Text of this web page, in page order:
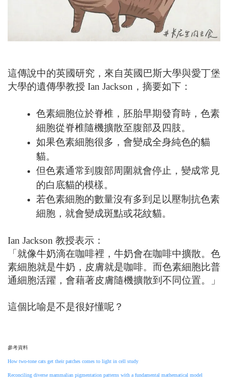
這傳說中的英國研究，來自英國巴斯大學與愛丁堡
大學的遺傳學教授 Ian Jackson，摘要如下：
色素細胞位於脊椎，胚胎早期發育時，色素
細胞從脊椎隨機擴散至腹部及四肢。
如果色素細胞很多，會變成全身純色的貓
貓。
但色素通常到腹部周圍就會停止，變成常見
的白底貓的模樣。
若色素細胞的數量沒有多到足以壓制抗色素
細胞，就會變成斑點或花紋貓。
Ian Jackson 教授表示：
「就像牛奶滴在咖啡裡，牛奶會在咖啡中擴散。色
素細胞就是牛奶，皮膚就是咖啡。而色素細胞比普
通細胞活躍，會藉著皮膚隨機擴散到不同位置。」
這個比喻是不是很好懂呢？
參考資料
How two-tone cats get their patches comes to light in cell study
Reconciling diverse mammalian pigmentation patterns with a fundamental mathematical model